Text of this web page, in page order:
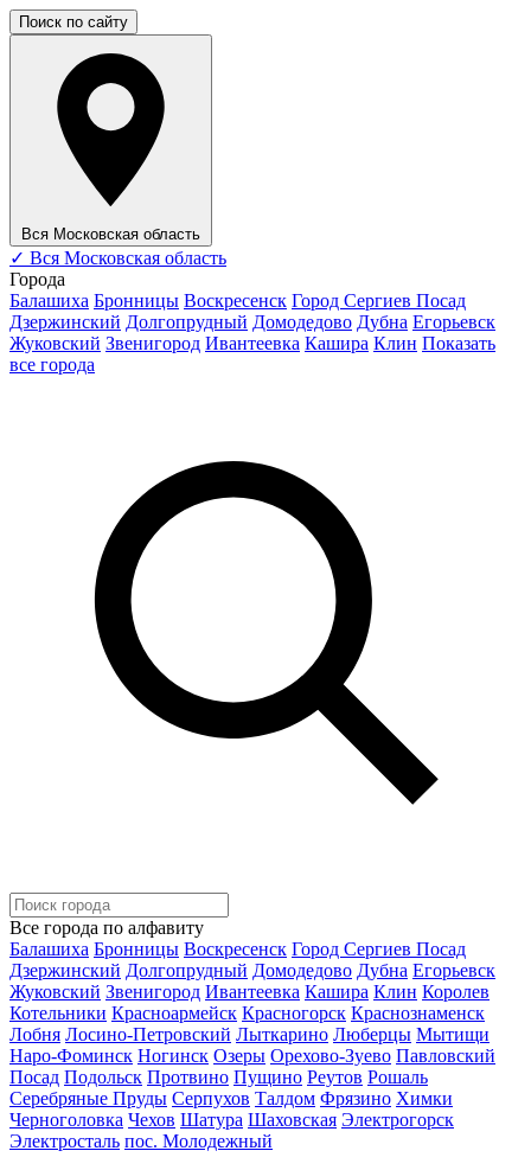
Поиск по сайту
Вся Московская область
✓ Вся Московская область
Города
Балашиха Бронницы Воскресенск Город Сергиев Посад
Дзержинский Долгопрудный Домодедово Дубна Егорьевск
Жуковский Звенигород Ивантеевка Кашира Клин Показать
все города
Все города по алфавиту
Балашиха Бронницы Воскресенск Город Сергиев Посад
Дзержинский Долгопрудный Домодедово Дубна Егорьевск
Жуковский Звенигород Ивантеевка Кашира Клин Королев
Котельники Красноармейск Красногорск Краснознаменск
Лобня Лосино-Петровский Лыткарино Люберцы Мытищи
Наро-Фоминск Ногинск Озеры Орехово-Зуево Павловский
Посад Подольск Протвино Пущино Реутов Рошаль
Серебряные Пруды Серпухов Талдом Фрязино Химки
Черноголовка Чехов Шатура Шаховская Электрогорск
Электросталь пос. Молодежный